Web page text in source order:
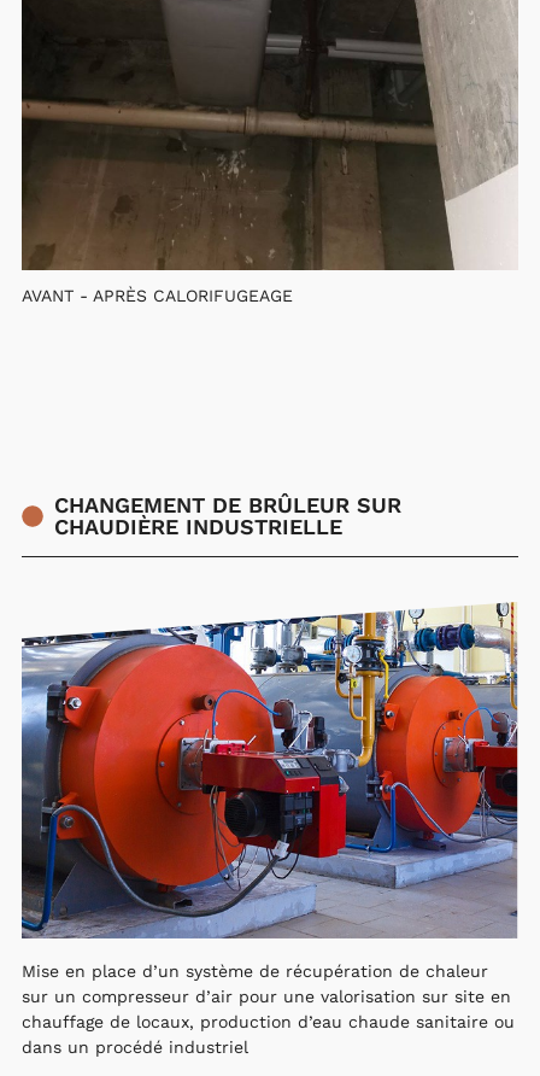
AVANT - APRÈS CALORIFUGEAGE
CHANGEMENT DE BRÛLEUR SUR
CHAUDIÈRE INDUSTRIELLE
Mise en place d’un système de récupération de chaleur
sur un compresseur d’air pour une valorisation sur site en
chauffage de locaux, production d’eau chaude sanitaire ou
dans un procédé industriel